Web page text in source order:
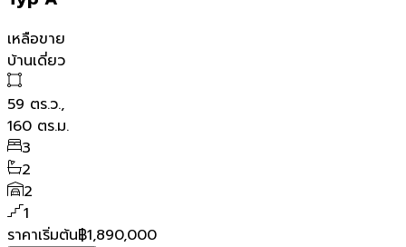
เหลือขาย
บ้านเดี่ยว
59 ตร.ว.,
160 ตร.ม.
3
2
2
1
ราคาเริ่มต้น฿1,890,000